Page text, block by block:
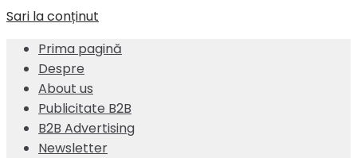
Sari la conținut
Prima pagină
Despre
About us
Publicitate B2B
B2B Advertising
Newsletter